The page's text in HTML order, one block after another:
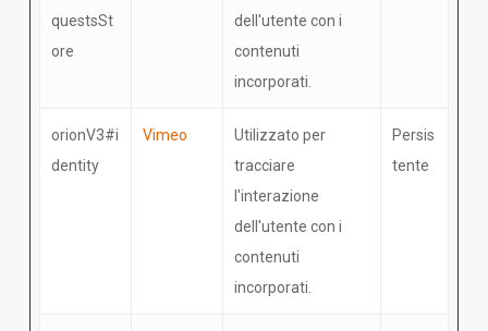
questsSt
ore
dell'utente con i
contenuti
incorporati.
orionV3#i
dentity
Vimeo
Utilizzato per
tracciare
l'interazione
dell'utente con i
contenuti
incorporati.
Persis
tente